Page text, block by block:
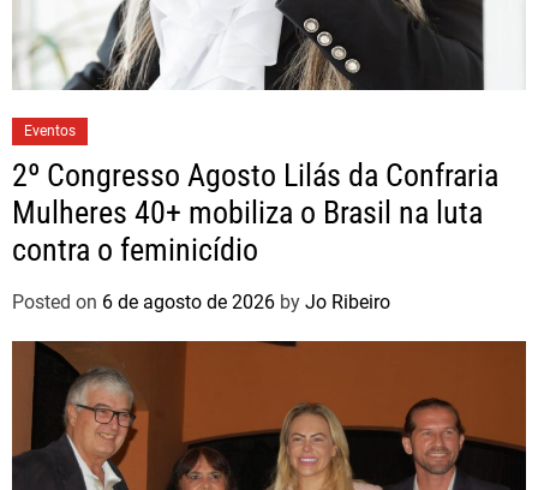
Eventos
2º Congresso Agosto Lilás da Confraria
Mulheres 40+ mobiliza o Brasil na luta
contra o feminicídio
Posted on 6 de agosto de 2026 by Jo Ribeiro